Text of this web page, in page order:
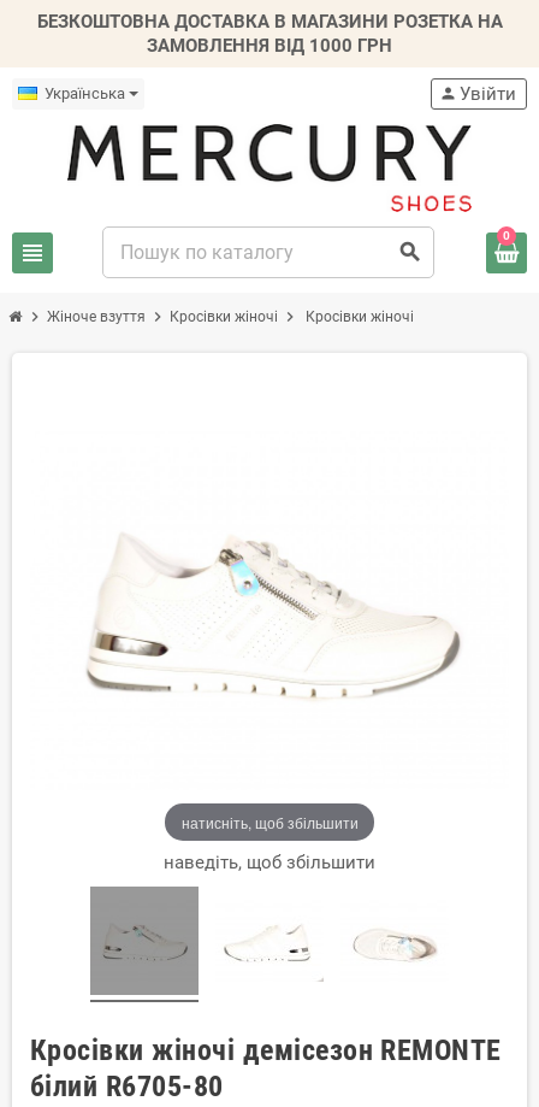
БЕЗКОШТОВНА ДОСТАВКА В МАГАЗИНИ РОЗЕТКА НА
ЗАМОВЛЕННЯ ВІД 1000 ГРН
Українська
view_headline search
person Увійти
0
chevron_right Жіноче взуття chevron_right Кросівки жіночі chevron_right Кросівки жіночі
натисніть, щоб збільшити
наведіть, щоб збільшити
Кросівки жіночі демісезон REMONTE
білий R6705-80